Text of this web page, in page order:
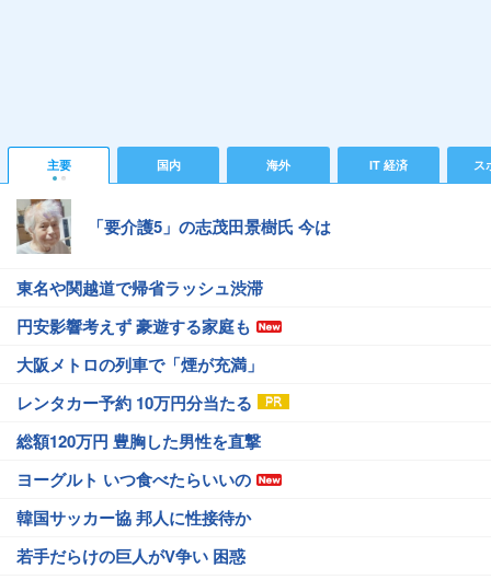
主要 国内 海外 IT 経済 ス
「要介護5」の志茂田景樹氏 今は
東名や関越道で帰省ラッシュ渋滞
円安影響考えず 豪遊する家庭も
大阪メトロの列車で「煙が充満」
レンタカー予約 10万円分当たる
総額120万円 豊胸した男性を直撃
ヨーグルト いつ食べたらいいの
韓国サッカー協 邦人に性接待か
若手だらけの巨人がV争い 困惑